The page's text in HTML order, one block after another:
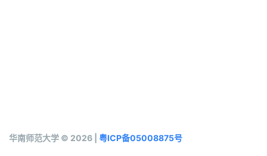
华南师范大学 © 2026 | 粤ICP备05008875号